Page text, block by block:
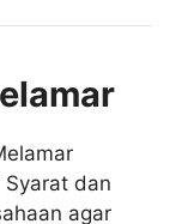
dan
agar